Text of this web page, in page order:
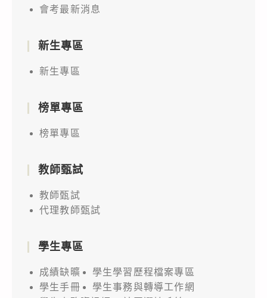
會考最新消息
新生專區
新生專區
榜單專區
榜單專區
教師甄試
教師甄試
代理教師甄試
學生專區
成績缺曠
學生學習歷程檔案專區
學生手冊
學生事務與轉導工作網